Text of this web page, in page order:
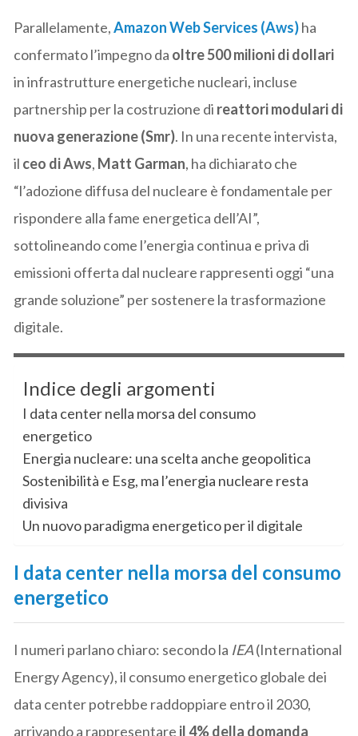
Parallelamente,Amazon Web Services (Aws)ha
confermato l’impegno da oltre 500 milioni di dollari
in infrastrutture energetiche nucleari, incluse
partnership per la costruzione di reattori modulari di
nuova generazione (Smr). In una recente intervista,
il ceo di Aws, Matt Garman, ha dichiarato che
“l’adozione diffusa del nucleare è fondamentale per
rispondere alla fame energetica dell’AI”,
sottolineando come l’energia continua e priva di
emissioni offerta dal nucleare rappresenti oggi “una
grande soluzione” per sostenere la trasformazione
digitale.
Indice degli argomenti
I data center nella morsa del consumo
energetico
Energia nucleare: una scelta anche geopolitica
Sostenibilità e Esg, ma l’energia nucleare resta
divisiva
Un nuovo paradigma energetico per il digitale
I data center nella morsa del consumo
energetico
I numeri parlano chiaro: secondo la IEA(International
Energy Agency), il consumo energetico globale dei
data center potrebbe raddoppiare entro il 2030,
arrivando a rappresentare il 4% della domanda